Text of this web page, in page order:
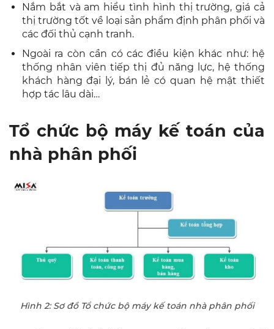
Nắm bắt và am hiểu tình hình thị trường, giá cả
thị trường tốt về loại sản phẩm định phân phối và
các đối thủ cạnh tranh.
Ngoài ra còn cần có các điều kiện khác như: hệ
thống nhân viên tiếp thị đủ năng lực, hệ thống
khách hàng đại lý, bán lẻ có quan hệ mật thiết
hợp tác lâu dài…
Tổ chức bộ máy kế toán của
nhà phân phối
Hình 2: Sơ đồ Tổ chức bộ máy kế toán nhà phân phối